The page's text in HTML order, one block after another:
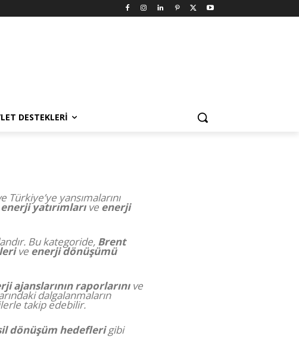
DESTEKLERI
yansımalarını
yatırımlarıve enerji
Bu kategoride, Brent
ve enerji dönüşümü
ajanslarının raporlarınıve
dalgalanmaların
takip edebilir.
dönüşüm hedeflerigibi